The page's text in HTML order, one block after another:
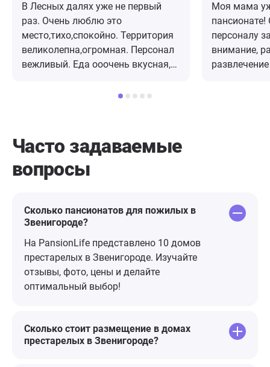
В Лесных далях уже не первый
раз. Очень люблю это
место,тихо,спокойно. Территория
великолепна,огромная. Персонал
вежливый. Еда ооочень вкусная,
вкусные. Номера уютные,есть
старенькая, но выглядет
аккуратно.Я приезжаю с семьёй
отдыхать в
тишине,восстанавливать силы и
Посетила мед.центр. Сходила на
массаж спины к Алле Васильевне
и к Вике, специалисты на высшем
уровне, размяли так, что
появилась гибкость в теле)))).
Светлане -косметологу и
кожей,провела божественные
процедуры. Жанна-косметолог
Моя мама
персоналу
внимание,
Часто задаваемые
вопросы
Сколько пансионатов для пожилых в
Звенигороде?
На PansionLife представлено 10 домов
престарелых в Звенигороде. Изучайте
отзывы, фото, цены и делайте
оптимальный выбор!
Сколько стоит размещение в домах
престарелых в Звенигороде?